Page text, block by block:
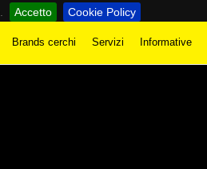
Accetto Cookie Policy
Brands cerchi Servizi Informative